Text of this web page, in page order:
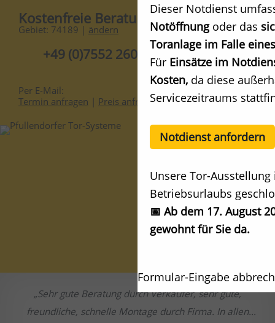
Kostenfreie Beratung
Gebiet: 74189 | ändern
+49 (0)7552 2602-0
Per E-Mail:
Termin anfragen | Preis anfragen
Sehr gute Beratung durch Verkäufer, sehr gute,
freundliche, schnelle Montage durch Firma. In allen
Dieser Notdienst
Notöffnung oder das
Toranlage im Falle
Für Einsätze im
Kosten, da diese
Servicezeitraums
Notdienst anfordern
Unsere Tor-
Betriebsurlaubs
📅 Ab dem 17. August
gewohnt für Sie da.
Formular-Eingabe